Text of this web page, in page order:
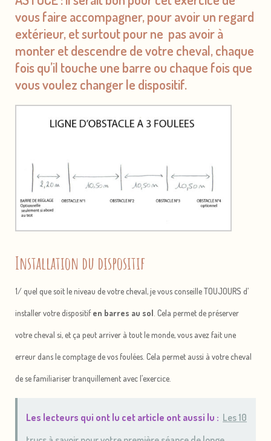
vous faire accompagner, pour avoir un regard
extérieur, et surtout pour ne pas avoir à
monter et descendre de votre cheval, chaque
fois qu’il touche une barre ou chaque fois que
vous voulez changer le dispositif.
Installation du dispositif
1/ quel que soit le niveau de votre cheval, je vous conseille TOUJOURS d’
installer votre dispositifen barres au sol . Cela permet de préserver
votre cheval si, et ça peut arriver à tout le monde, vous avez fait une
erreur dans le comptage de vos foulées. Cela permet aussi à votre cheval
de se familiariser tranquillement avec l’exercice.
Les lecteurs qui ont lu cet article ont aussi lu : Les 10